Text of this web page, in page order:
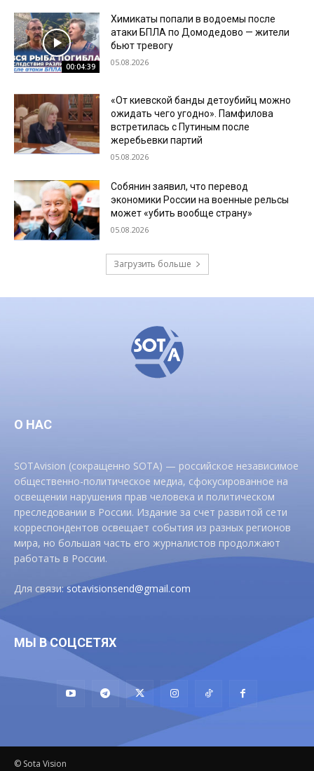
00:04:39
Химикаты попали в водоемы после
атаки БПЛА по Домодедово — жители
бьют тревогу
05.08.2026
«От киевской банды детоубийц можно
ожидать чего угодно». Памфилова
встретилась с Путиным после
жеребьевки партий
05.08.2026
Собянин заявил, что перевод
экономики России на военные рельсы
может «убить вообще страну»
05.08.2026
Загрузить больше
О НАС
SOTAvision (сокращенно SOTA) — российское независимое
общественно-политическое медиа, сфокусированное на
освещении нарушения прав человека и политическом
преследовании в России. Издание за счет развитой сети
корреспондентов освещает события из разных регионов
мира, но большая часть его журналистов продолжают
работать в России.
Для связи:sotavisionsend@gmail.com
МЫ В СОЦСЕТЯХ
© Sota Vision